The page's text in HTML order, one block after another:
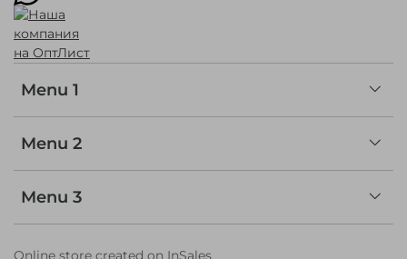
Menu 1
Menu 2
Menu 3
Online store created on InSales